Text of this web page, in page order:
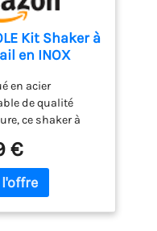
vaisselle
Kit Shaker à
en INOX
Doseur à
Mesure (1/2
Shaker à
Bar et
Anti-Fuite et
en acier
de qualité
ce shaker à
et aux chocs.
ergonomique
étanche
€